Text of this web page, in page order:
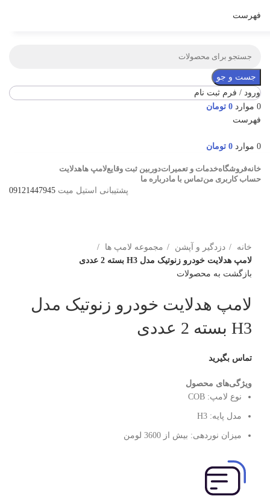
فهرست
جست و جو
ورود / فرم ثبت نام
0 موارد 0 تومان
فهرست
0 موارد 0 تومان
خانهفروشگاهخدمات و تعمیراتدوربین ثبت وقایعلامپ هاهدلایت
حساب کاربری منتماس با مادرباره ما
پشتیبانی استیل میت 09121447945
خانه
دزدگیر و آپشن
مجموعه لامپ ها
لامپ هدلایت خودرو زنوتیک مدل H3 بسته 2 عددی
بازگشت به محصولات
لامپ هدلایت خودرو زنوتیک مدل
H3 بسته 2 عددی
تماس بگیرید
ویژگی‌های محصول
نوع لامپ: COB
مدل پایه: H3
میزان نوردهی: بیش از 3600 لومن